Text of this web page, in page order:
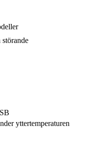
yttertemperaturen